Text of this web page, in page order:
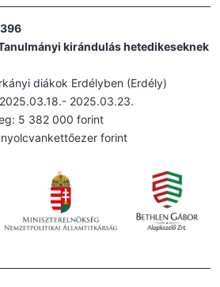
kirándulás hetedikeseknek
diákok Erdélyben (Erdély)
2025.03.23.
5 382 000 forint
forint